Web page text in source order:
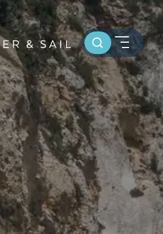
Toursuche